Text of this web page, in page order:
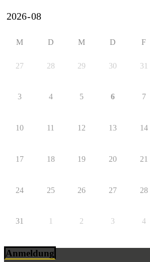
M D M D F
27 28 29 30 31
3 4 5 6 7
10 11 12 13 14
17 18 19 20 21
24 25 26 27 28
31 1 2 3 4
Anmeldung